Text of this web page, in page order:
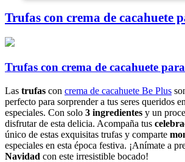
Trufas con crema de cacahuete
Trufas con crema de cacahuete
Las trufas con crema de cacahuete Be Plus
perfecto para sorprender a tus seres queridos
especiales. Con solo 3 ingredientes y un
disfrutar de esta delicia. Acompaña tus
único de estas exquisitas trufas y comparte
especiales en esta época festiva. ¡Anímate a
Navidad con este irresistible bocado!